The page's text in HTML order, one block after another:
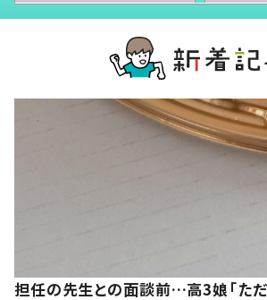
担任の先生との面談前…高3娘「た